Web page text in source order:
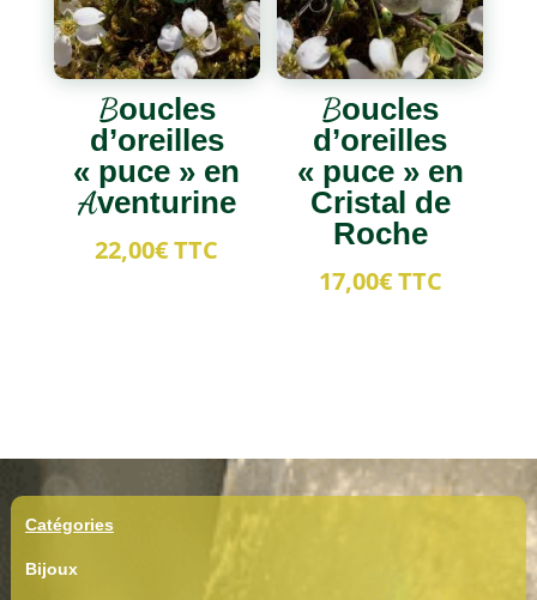
Boucles
d’oreilles
« puce » en
Aventurine
22,00€TTC
Boucles
d’oreilles
« puce » en
Cristal de
Roche
17,00€TTC
Catégories
Bijoux